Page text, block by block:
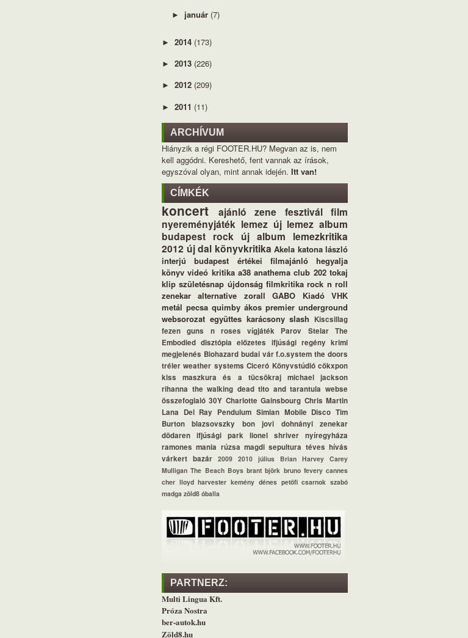
► január (7)
► 2014 (173)
► 2013 (226)
► 2012 (209)
► 2011 (11)
ARCHÍVUM
Hiányzik a régi FOOTER.HU? Megvan az is, nem
kell aggódni. Kereshető, fent vannak az írások,
egyszóval olyan, mint annak idején. Itt van!
CÍMKÉK
koncert ajánló zene fesztivál film
nyereményjáték lemez új lemez album
budapest rock új album
lemezkritika
2012 új dal könyvkritika Akela katona lászló
interjú
budapest értékei filmajánló
hegyalja
könyv videó kritika a38 anathema club 202 tokaj
klip születésnap újdonság filmkritika rock n roll
zenekar
alternative zorall GABO Kiadó
VHK
metál pecsa quimby ákos premier underground
websorozat együttes karácsony slash Kiscsillag
fezen
guns n roses vígjáték Parov Stelar
The
Embodied disztópia előzetes ifjúsági regény krimi
megjelenés Biohazard budai vár f.o.system the doors
tréler weather systems Ciceró Könyvstúdió cökxpon
kiss
maszkura és a tücsökraj
michael jackson
rihanna the walking dead tito and tarantula webse
összefoglaló 30Y Charlotte Gainsbourg Chris Martin
Lana Del Ray Pendulum Simian Mobile Disco Tim
Burton
blazsovszky bon jovi
dohnányi zenekar
dödaren ifjúsági park lionel shriver nyíregyháza
ramones mania rúzsa magdi sepultura téves hívás
várkert bazár 2009 2010 július Brian Harvey Carey
Mulligan The Beach Boys brant björk bruno fevery cannes
cher lloyd harvester kemény dénes petőfi csarnok szabó
madga zöld8 óballa
PARTNERZ:
Multi Lingua Kft.
Próza Nostra
ber-autok.hu
Zöld8.hu